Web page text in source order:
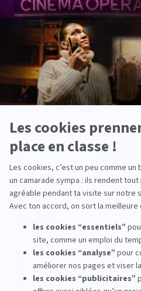
Pourquoi Paris est-elle
métiers de la culture ?
lire la suite
Pluridisciplinaire